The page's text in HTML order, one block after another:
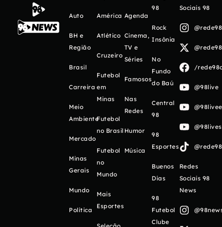
Auto
BH e
Região
Brasil
Carreira
Meio
Ambiente
Mercado
Minas
Gerais
Mundo
Política
América
Atlético
Cruzeiro
Futebol
em
Minas
Futebol
no Brasil
Futebol
no
Mundo
Mais
Esportes
Agenda
Cinema,
TV e
Séries
Famosos
Nas
Redes
Humor
Música
98
Rock
Insônia
No
Fundo
do Baú
Central
98
98
Esportes
Buenos
Días
98
Futebol
Clube
Sociais 98
/
@98live
Redes
Sociais 98
News